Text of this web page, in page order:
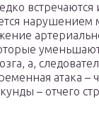
встречаются
нарушением
а,
атака –
– отчего